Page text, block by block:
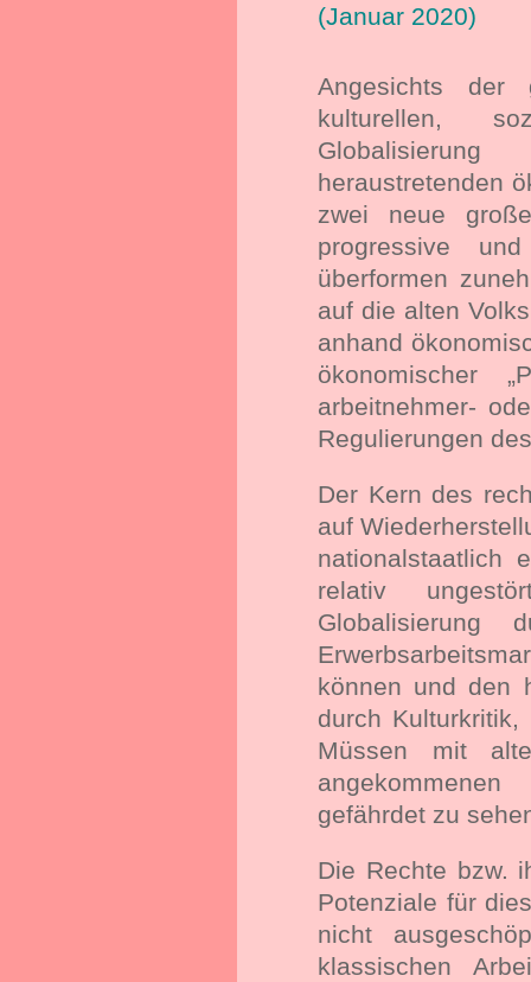
(Januar 2020)
Angesichts der
kulturellen,
heraustretenden
zwei neue
progressive
überformen
auf die alten
anhand
ökonomischer
arbeitnehmer-
Regulierungen
Der Kern des
auf
nationalstaatlich
relativ
Globalisierung
können und den
durch
Müssen mit
gefährdet zu
Die Rechte bzw.
Potenziale für
nicht
klassischen